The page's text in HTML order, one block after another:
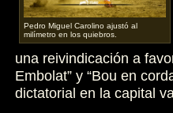
Pedro Miguel Carolino ajustó al
milímetro en los quiebros.
una reivindicación a
Embolat” y “Bou en
dictatorial en la capital